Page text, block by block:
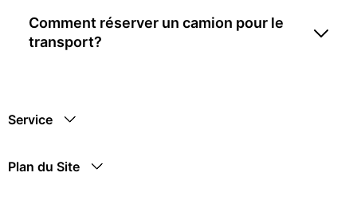
Comment réserver un camion pour le
transport?
Service
Plan du Site